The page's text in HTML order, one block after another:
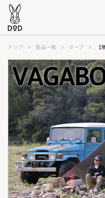
トップ 製品一覧 タープ